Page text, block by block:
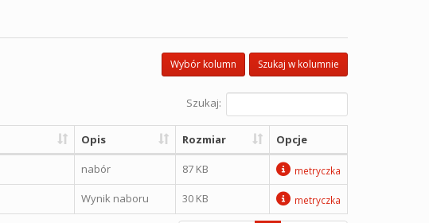
Szukaj w kolumnie
Wybór kolumn
Szukaj:
Opis Rozmiar Opcje
nabór 87 KB metryczka
Wynik naboru 30 KB metryczka